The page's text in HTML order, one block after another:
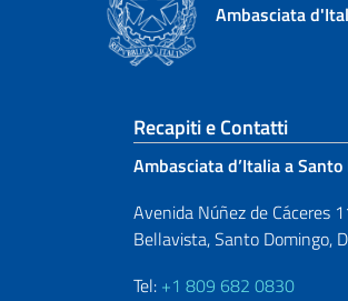
Ambasciata
Sezione
Recapiti e Contatti
Ambasciata d’Italia a Santo
Avenida Núñez de Cáceres
Bellavista, Santo Domingo,
Tel: +1 809 682 0830